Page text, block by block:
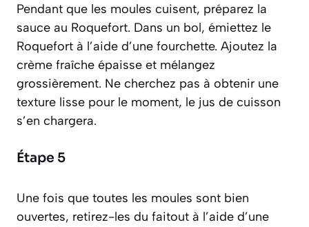
Pendant que les moules cuisent, préparez la
sauce au Roquefort. Dans un bol, émiettez le
Roquefort à l’aide d’une fourchette. Ajoutez la
crème fraîche épaisse et mélangez
grossièrement. Ne cherchez pas à obtenir une
texture lisse pour le moment, le jus de cuisson
s’en chargera.
Étape 5
Une fois que toutes les moules sont bien
ouvertes, retirez-les du faitout à l’aide d’une